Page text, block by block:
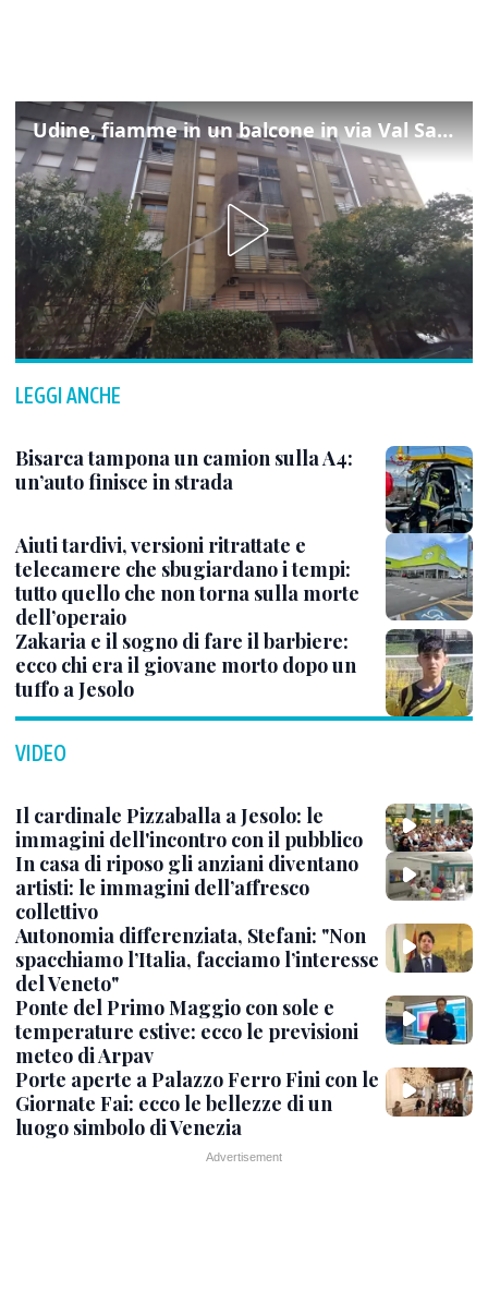
Udine, fiamme in un balcone in via Val Saisera: intervengono i pompieri
LEGGI ANCHE
Bisarca tampona un camion sulla A4:
un’auto finisce in strada
Aiuti tardivi, versioni ritrattate e
telecamere che sbugiardano i tempi:
tutto quello che non torna sulla morte
dell’operaio
Zakaria e il sogno di fare il barbiere:
ecco chi era il giovane morto dopo un
tuffo a Jesolo
VIDEO
Il cardinale Pizzaballa a Jesolo: le
immagini dell'incontro con il pubblico
In casa di riposo gli anziani diventano
artisti: le immagini dell’affresco
collettivo
Autonomia differenziata, Stefani: "Non
spacchiamo l’Italia, facciamo l’interesse
del Veneto"
Ponte del Primo Maggio con sole e
temperature estive: ecco le previsioni
meteo di Arpav
Porte aperte a Palazzo Ferro Fini con le
Giornate Fai: ecco le bellezze di un
luogo simbolo di Venezia